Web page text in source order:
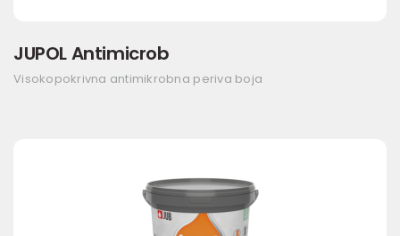
JUPOL Antimicrob
Visokopokrivna antimikrobna periva boja